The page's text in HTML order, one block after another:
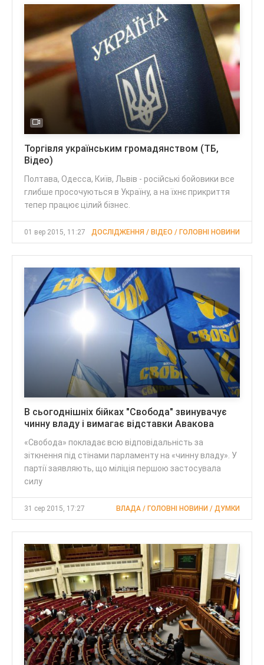
Торгівля українським громадянством (ТБ,
Відео)
Полтава, Одесса, Київ, Львів - російські бойовики все
глибше просочуються в Україну, а на їхнє прикриття
тепер працює цілий бізнес.
01 вер 2015, 11:27 ДОСЛІДЖЕННЯ / ВІДЕО / ГОЛОВНІ НОВИНИ
В сьогоднішніх бійках "Свобода" звинувачує
чинну владу і вимагає відставки Авакова
«Свобода» покладає всю відповідальність за
зіткнення під стінами парламенту на «чинну владу». У
партії заявляють, що міліція першою застосувала
силу
31 сер 2015, 17:27 ВЛАДА / ГОЛОВНІ НОВИНИ / ДУМКИ